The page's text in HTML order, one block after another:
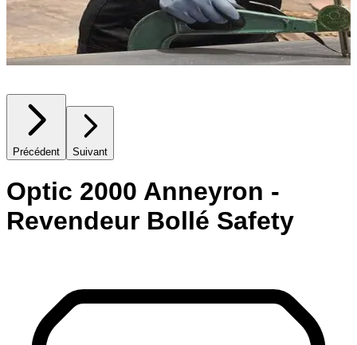
Précédent Suivant
Optic 2000 Anneyron -
Revendeur Bollé Safety